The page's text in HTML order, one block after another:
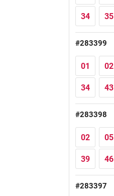
34 35
#283399
01 02
34 43
#283398
02 05
39 46
#283397